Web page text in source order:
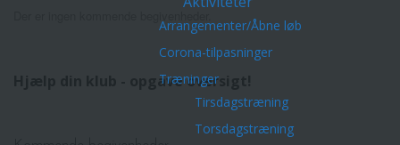
Arrangementer/Åbne løb
Corona-tilpasninger
Træninger
Tirsdagstræning
Torsdagstræning
Hjælp din klub - opgave oversigt!